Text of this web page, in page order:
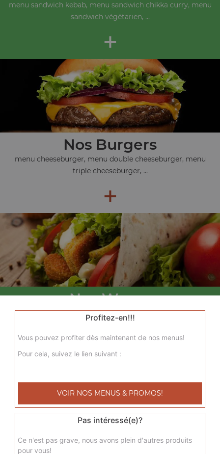
menu sandwich kebab, menu sandwich chikka curry, menu
sandwich végétarien, ...
+
Nos Burgers
menu cheeseburger, menu double cheeseburger, menu
triple cheeseburger, ...
+
Nos Wraps
menu wrap tenders, menu wrap tenders steak
+
Nos Tacos
Profitez-en!!!
Vous pouvez profiter dès maintenant de nos menus!
Pour cela, suivez le lien suivant :
VOIR NOS MENUS & PROMOS!
Pas intéressé(e)?
Ce n'est pas grave, nous avons plein d'autres produits
pour vous!